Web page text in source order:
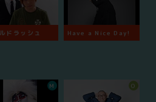
ドラッシュ Have a Nice Day!
M O